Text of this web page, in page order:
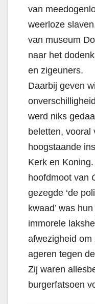
van
weerloze
van museum
naar het
en zigeuners.
Daarbij geven
werd niks
beletten, vooral
hoogstaande
Kerk en
hoofdmoot van
gezegde ‘de
kwaad’ was
immorele
afwezigheid
ageren tegen de
Zij waren
burgerfatsoen